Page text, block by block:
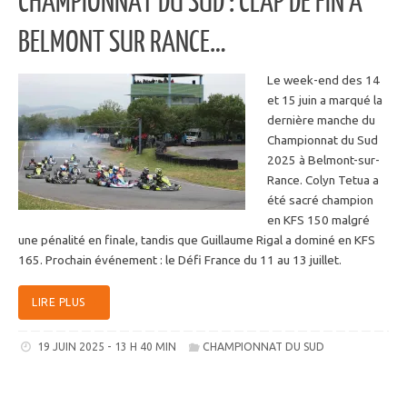
BELMONT SUR RANCE…
Le week-end des 14
et 15 juin a marqué la
dernière manche du
Championnat du Sud
2025 à Belmont-sur-
Rance. Colyn Tetua a
été sacré champion
en KFS 150 malgré
une pénalité en finale, tandis que Guillaume Rigal a dominé en KFS
165. Prochain événement : le Défi France du 11 au 13 juillet.
LIRE PLUS
19 JUIN 2025 - 13 H 40 MIN CHAMPIONNAT DU SUD